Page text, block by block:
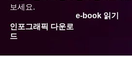
보세요.
인포그래픽 다운로
드
e-book 읽기